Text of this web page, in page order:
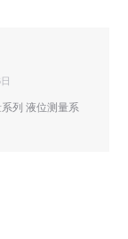
列 液位测量系